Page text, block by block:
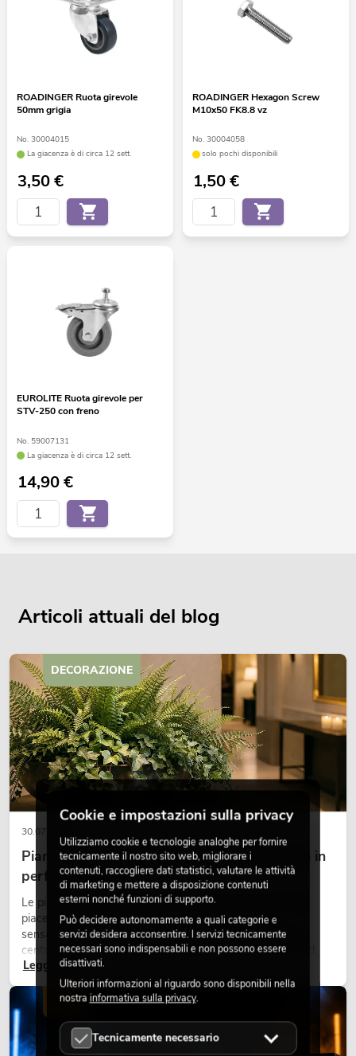
ROADINGER Ruota girevole
50mm grigia
No. 30004015
La giacenza è di circa 12 sett.
3,50€
ROADINGER Hexagon Screw
M10x50 FK8.8 vz
No. 30004058
solo pochi disponibili
1,50€
EUROLITE Ruota girevole per
STV-250 con freno
No. 59007131
La giacenza è di circa 12 sett.
14,90€
Articoli attuali del blog
30.07.2026
Piante artificiali ignifughe: sicurezza e design in
perfetta armonia
Le piante rendono vivi gli ambienti. Creano un’atmosfera
piacevole, migliorano l’ambiente e trasmettono una
sensazione di naturalezza. Negli hotel, nei ristoranti, nei
centri commerciali, negli edifici adibiti a uffici o negli stand
fieristici, una vegetazione di alta qualità è ormai parte
integrante dei moderni progetti di arredamento.
Leggi ora
DECORAZIONE
LUCE
Cookie e impostazioni sulla privacy
Utilizziamo cookie e tecnologie analoghe per fornire
tecnicamente il nostro sito web, migliorare i
contenuti, raccogliere dati statistici, valutare le attività
di marketing e mettere a disposizione contenuti
esterni nonché funzioni di supporto.
Può decidere autonomamente a quali categorie e
servizi desidera acconsentire. I servizi tecnicamente
necessari sono indispensabili e non possono essere
disattivati.
Ulteriori informazioni al riguardo sono disponibili nella
nostra informativa sulla privacy.
Tecnicamente necessario